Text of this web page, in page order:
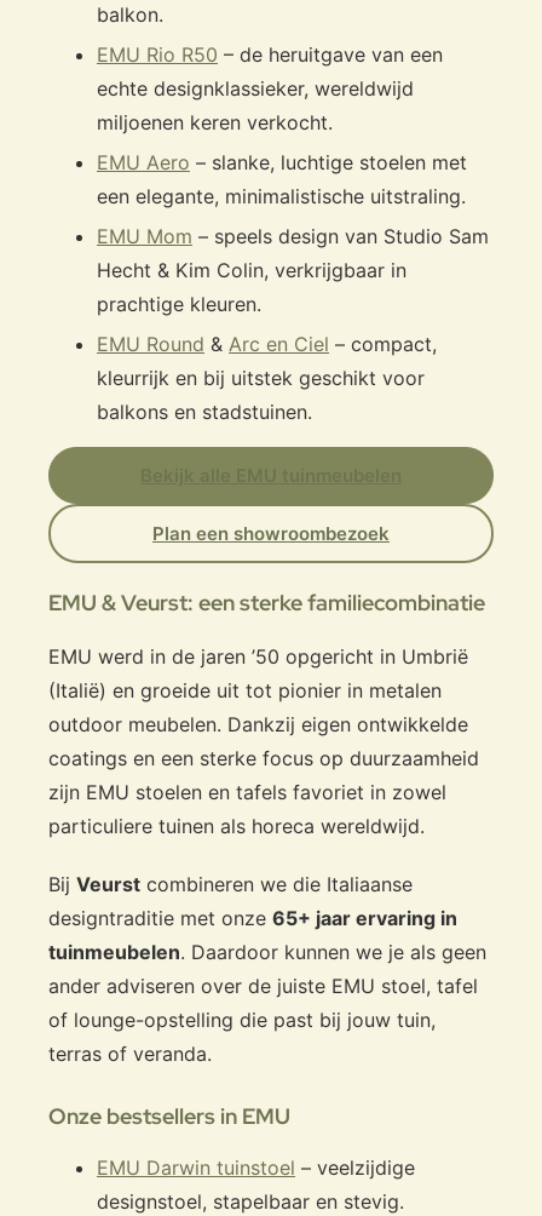
balkon.
EMU Rio R50 – de heruitgave van een
echte designklassieker, wereldwijd
miljoenen keren verkocht.
EMU Aero – slanke, luchtige stoelen met
een elegante, minimalistische uitstraling.
EMU Mom – speels design van Studio Sam
Hecht & Kim Colin, verkrijgbaar in
prachtige kleuren.
EMU Round & Arc en Ciel – compact,
kleurrijk en bij uitstek geschikt voor
balkons en stadstuinen.
Plan een showroombezoek
EMU & Veurst: een sterke familiecombinatie
EMU werd in de jaren ’50 opgericht in Umbrië
(Italië) en groeide uit tot pionier in metalen
outdoor meubelen. Dankzij eigen ontwikkelde
coatings en een sterke focus op duurzaamheid
zijn EMU stoelen en tafels favoriet in zowel
particuliere tuinen als horeca wereldwijd.
Bij Veurst combineren we die Italiaanse
designtraditie met onze 65+ jaar ervaring in
tuinmeubelen. Daardoor kunnen we je als geen
ander adviseren over de juiste EMU stoel, tafel
of lounge-opstelling die past bij jouw tuin,
terras of veranda.
Onze bestsellers in EMU
EMU Darwin tuinstoel – veelzijdige
designstoel, stapelbaar en stevig.